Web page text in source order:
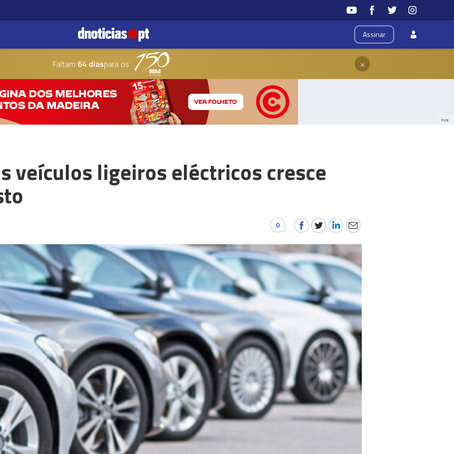
Assinar
Faltam 64 diaspara os ×
PUB
veículos ligeiros eléctricos cresce
0